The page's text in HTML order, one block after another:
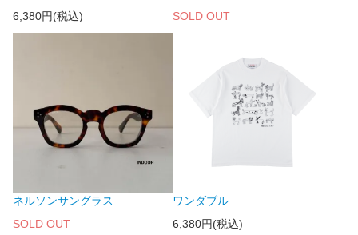
6,380円(税込)
SOLD OUT
ネルソンサングラス
SOLD OUT
ワンダブル
6,380円(税込)